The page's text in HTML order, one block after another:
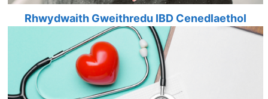
Rhwydwaith Gweithredu IBD Cenedlaethol